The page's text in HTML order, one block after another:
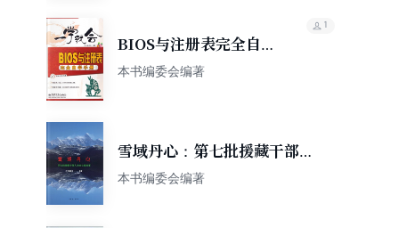
BIOS与注册表完全自学
手册
本书编委会编著
1
雪域丹心：第七批援藏干部人
才的心路故事
本书编委会编著